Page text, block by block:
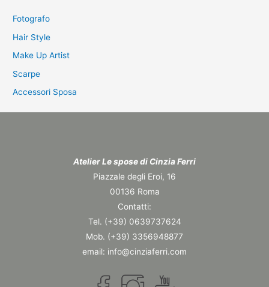
:Fotografo
Hair Style
Make Up Artist
Scarpe
Accessori Sposa
Atelier Le spose di Cinzia Ferri
Piazzale degli Eroi, 16
00136 Roma
Contatti:
Tel. (+39) 0639737624
Mob. (+39) 3356948877
email: info@cinziaferri.com